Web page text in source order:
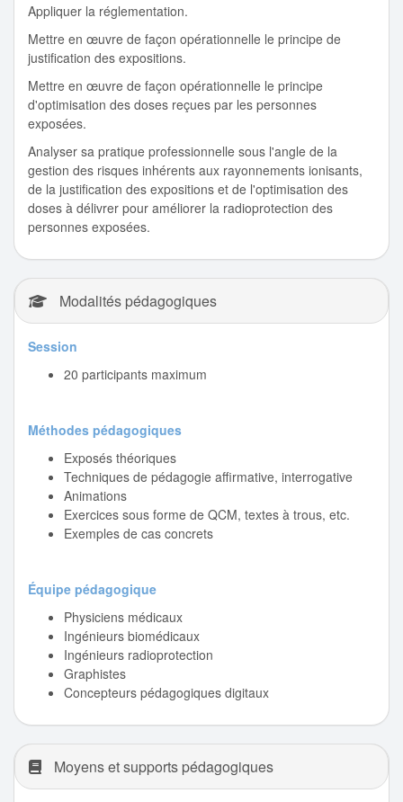
Appliquer la réglementation.
Mettre en œuvre de façon opérationnelle le principe de
justification des expositions.
Mettre en œuvre de façon opérationnelle le principe
d'optimisation des doses reçues par les personnes
exposées.
Analyser sa pratique professionnelle sous l'angle de la
gestion des risques inhérents aux rayonnements ionisants,
de la justification des expositions et de l'optimisation des
doses à délivrer pour améliorer la radioprotection des
personnes exposées.
Modalités pédagogiques
Session
20 participants maximum
Méthodes pédagogiques
Exposés théoriques
Techniques de pédagogie affirmative, interrogative
Animations
Exercices sous forme de QCM, textes à trous, etc.
Exemples de cas concrets
Équipe pédagogique
Physiciens médicaux
Ingénieurs biomédicaux
Ingénieurs radioprotection
Graphistes
Concepteurs pédagogiques digitaux
Moyens et supports pédagogiques